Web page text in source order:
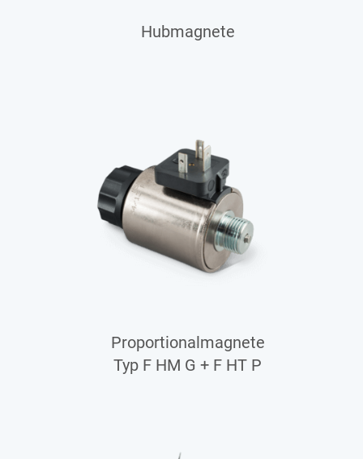
Hubmagnete
Proportionalmagnete
Typ F HM G + F HT P